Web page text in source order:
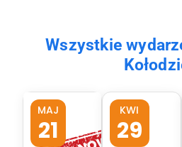
Wszystkie
MAJ
21
KWI
29